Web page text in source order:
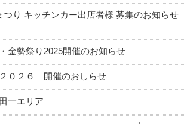
つり キッチンカー出店者様 募集のお知らせ
金勢祭り2025開催のお知らせ
０２６ 開催のおしらせ
一エリア